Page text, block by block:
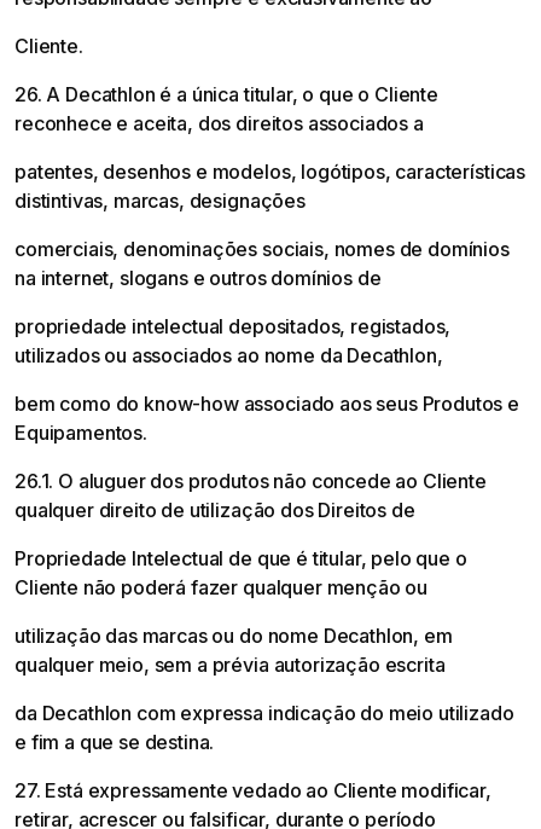
Cliente.
26. A Decathlon é a única titular, o que o Cliente
reconhece e aceita, dos direitos associados a
patentes, desenhos e modelos, logótipos, características
distintivas, marcas, designações
comerciais, denominações sociais, nomes de domínios
na internet, slogans e outros domínios de
propriedade intelectual depositados, registados,
utilizados ou associados ao nome da Decathlon,
bem como do know-how associado aos seus Produtos e
Equipamentos.
26.1. O aluguer dos produtos não concede ao Cliente
qualquer direito de utilização dos Direitos de
Propriedade Intelectual de que é titular, pelo que o
Cliente não poderá fazer qualquer menção ou
utilização das marcas ou do nome Decathlon, em
qualquer meio, sem a prévia autorização escrita
da Decathlon com expressa indicação do meio utilizado
e fim a que se destina.
27. Está expressamente vedado ao Cliente modificar,
retirar, acrescer ou falsificar, durante o período